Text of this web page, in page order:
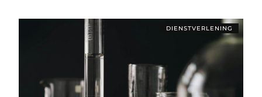
DIENSTVERLENING